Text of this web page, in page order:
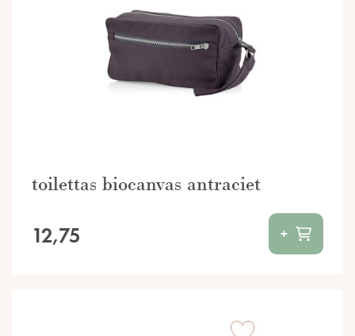
toilettas biocanvas antraciet
12,75 +